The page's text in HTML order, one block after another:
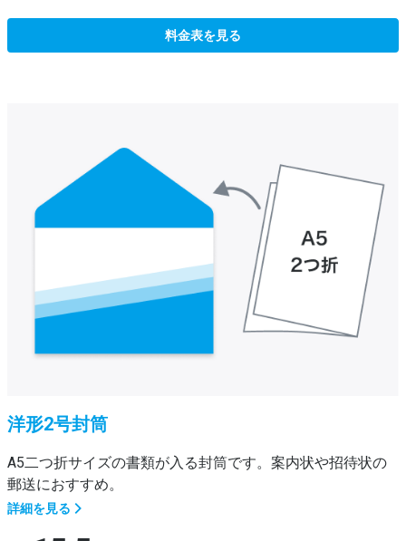
料金表を見る
洋形2号封筒
A5二つ折サイズの書類が入る封筒です。案内状や招待状の
郵送におすすめ。
詳細を見る